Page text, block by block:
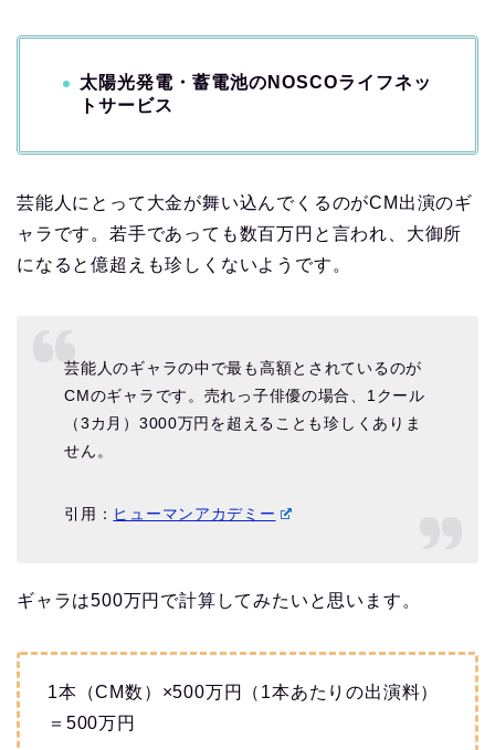
太陽光発電・蓄電池のNOSCOライフネッ
トサービス
芸能人にとって大金が舞い込んでくるのがCM出演のギ
ャラです。若手であっても数百万円と言われ、大御所
になると億超えも珍しくないようです。
芸能人のギャラの中で最も高額とされているのが
CMのギャラです。売れっ子俳優の場合、1クール
（3カ月）3000万円を超えることも珍しくありま
せん。
引用： ヒューマンアカデミー
ギャラは500万円で計算してみたいと思います。
1本（CM数）×500万円（1本あたりの出演料）
＝500万円